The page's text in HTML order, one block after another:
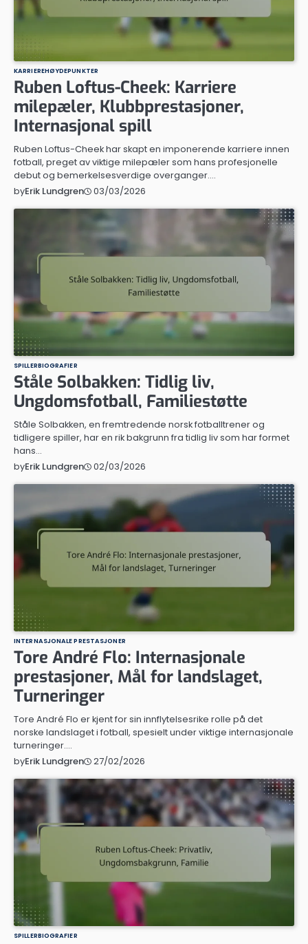
KARRIEREHØYDEPUNKTER
Ruben Loftus-Cheek: Karriere
milepæler, Klubbprestasjoner,
Internasjonal spill
Ruben Loftus-Cheek har skapt en imponerende karriere innen
fotball, preget av viktige milepæler som hans profesjonelle
debut og bemerkelsesverdige overganger.…
byErik Lundgren 03/03/2026
SPILLERBIOGRAFIER
Ståle Solbakken: Tidlig liv,
Ungdomsfotball, Familiestøtte
Ståle Solbakken, en fremtredende norsk fotballtrener og
tidligere spiller, har en rik bakgrunn fra tidlig liv som har formet
hans…
byErik Lundgren 02/03/2026
INTERNASJONALE PRESTASJONER
Tore André Flo: Internasjonale
prestasjoner, Mål for landslaget,
Turneringer
Tore André Flo er kjent for sin innflytelsesrike rolle på det
norske landslaget i fotball, spesielt under viktige internasjonale
turneringer.…
byErik Lundgren 27/02/2026
SPILLERBIOGRAFIER